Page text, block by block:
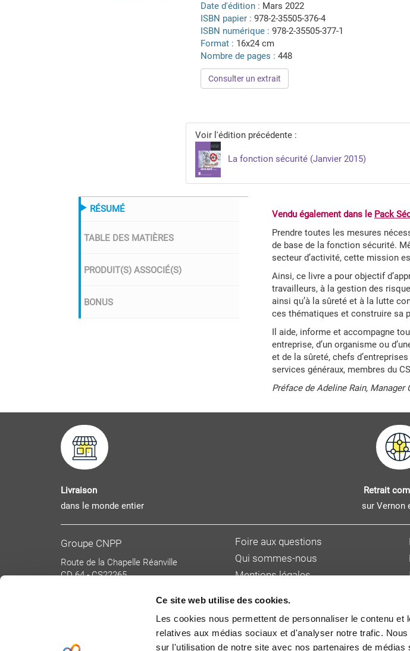
Ce site web utilise des cookies.
Les cookies nous permettent de personnaliser le contenu et
relatives aux médias sociaux et d'analyser notre trafic.
sur l'utilisation de notre site avec nos partenaires de
Date d'édition : Mars 2022
ISBN papier : 978-2-35505-376-4
ISBN numérique : 978-2-35505-377-1
Format : 16x24 cm
Nombre de pages : 448
Consulter un extrait
Voir l'édition précédente :
La fonction sécurité (Janvier 2015)
RÉSUMÉ
TABLE DES MATIÈRES
PRODUIT(S) ASSOCIÉ(S)
BONUS
Vendu également dans le Pack
Prendre toutes les mesures
de base de la fonction sécurité.
secteur d’activité, cette mission
Ainsi, ce livre a pour objectif
travailleurs, à la gestion des
ainsi qu’à la sûreté et à la lutte
ces thématiques et construire sa
Il aide, informe et accompagne
entreprise, d’un organisme ou
et de la sûreté, chefs
services généraux, membres du
Préface de Adeline Rain,
Livraison
dans le monde entier
Retrait
sur Vernon
Groupe CNPP
Route de la Chapelle Réanville
CD 64 - CS22265
Foire aux questions
Qui sommes-nous
Mentions légales
Tarifs et délai de livraison
Devenir auteur